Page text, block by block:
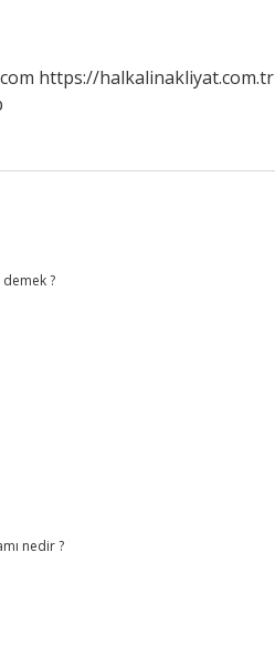
https://halkalinakliyat.com.tr
?
nedir ?